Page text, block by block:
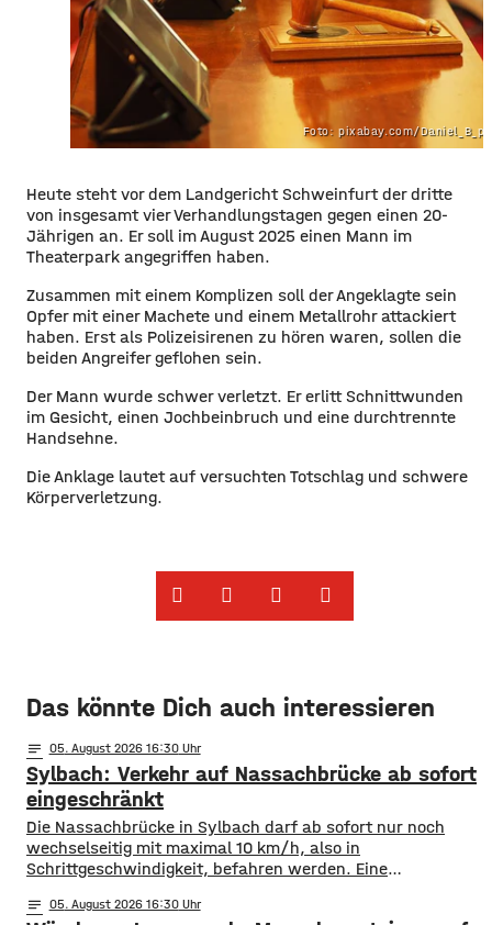
Foto: pixabay.com/
Heute steht vor dem Landgericht Schweinfurt der dritte
von insgesamt vier Verhandlungstagen gegen einen 20-
Jährigen an. Er soll im August 2025 einen Mann im
Theaterpark angegriffen haben.
Zusammen mit einem Komplizen soll der Angeklagte sein
Opfer mit einer Machete und einem Metallrohr attackiert
haben. Erst als Polizeisirenen zu hören waren, sollen die
beiden Angreifer geflohen sein.
Der Mann wurde schwer verletzt. Er erlitt Schnittwunden
im Gesicht, einen Jochbeinbruch und eine durchtrennte
Handsehne.
Die Anklage lautet auf versuchten Totschlag und schwere
Körperverletzung.
Das könnte Dich auch interessieren
notes 05. August 2026 16:30
Sylbach: Verkehr auf Nassachbrücke ab sofort
eingeschränkt
Die Nassachbrücke in Sylbach darf ab sofort nur noch
wechselseitig mit maximal 10 km/h, also in
Schrittgeschwindigkeit, befahren werden. Eine
Landratsamt am Mittwochnachmittag veröffentlicht.
notes 05. August 2026 16:30